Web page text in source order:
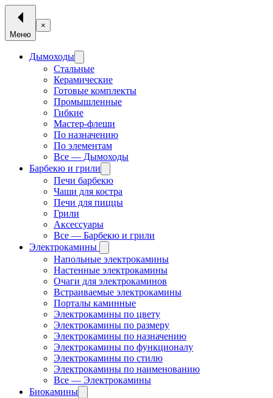
Меню
×
Дымоходы
Стальные
Керамические
Готовые комплекты
Промышленные
Гибкие
Мастер-флеши
По назначению
По элементам
Все — Дымоходы
Барбекю и грили
Печи барбекю
Чаши для костра
Печи для пиццы
Грили
Аксессуары
Все — Барбекю и грили
Электрокамины
Напольные электрокамины
Настенные электрокамины
Очаги для электрокаминов
Встраиваемые электрокамины
Порталы каминные
Электрокамины по цвету
Электрокамины по размеру
Электрокамины по назначению
Электрокамины по функционалу
Электрокамины по стилю
Электрокамины по наименованию
Все — Электрокамины
Биокамины